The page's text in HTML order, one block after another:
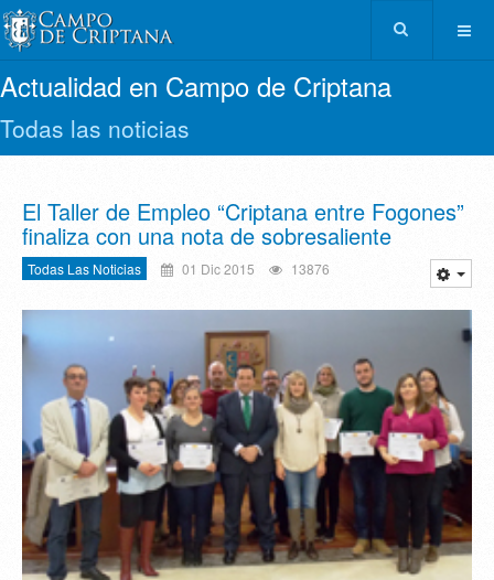
Actualidad en Campo de Criptana
Todas las noticias
El Taller de Empleo “Criptana entre Fogones”
finaliza con una nota de sobresaliente
Todas Las Noticias 01 Dic 2015 13876